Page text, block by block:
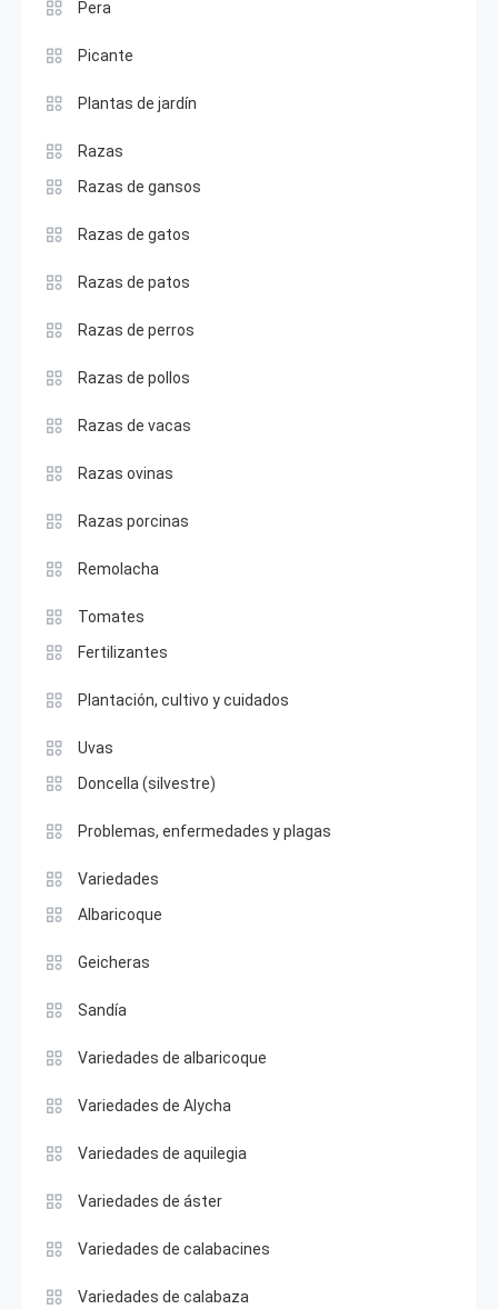
Pera
Picante
Plantas de jardín
Razas
Razas de gansos
Razas de gatos
Razas de patos
Razas de perros
Razas de pollos
Razas de vacas
Razas ovinas
Razas porcinas
Remolacha
Tomates
Fertilizantes
Plantación, cultivo y cuidados
Uvas
Doncella (silvestre)
Problemas, enfermedades y plagas
Variedades
Albaricoque
Geicheras
Sandía
Variedades de albaricoque
Variedades de Alycha
Variedades de aquilegia
Variedades de áster
Variedades de calabacines
Variedades de calabaza